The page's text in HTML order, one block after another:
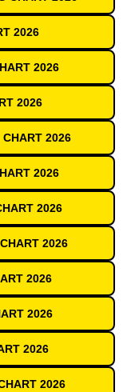
2026
2026
2026
CHART 2026
2026
2026
2026
2026
2026
2026
2026